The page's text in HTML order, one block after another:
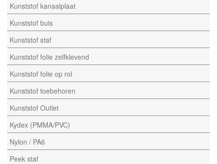
Kunststof kanaalplaat
Kunststof buis
Kunststof staf
Kunststof folie zelfklevend
Kunststof folie op rol
Kunststof toebehoren
Kunststof Outlet
Kydex (PMMA/PVC)
Nylon / PA6
Peek staf